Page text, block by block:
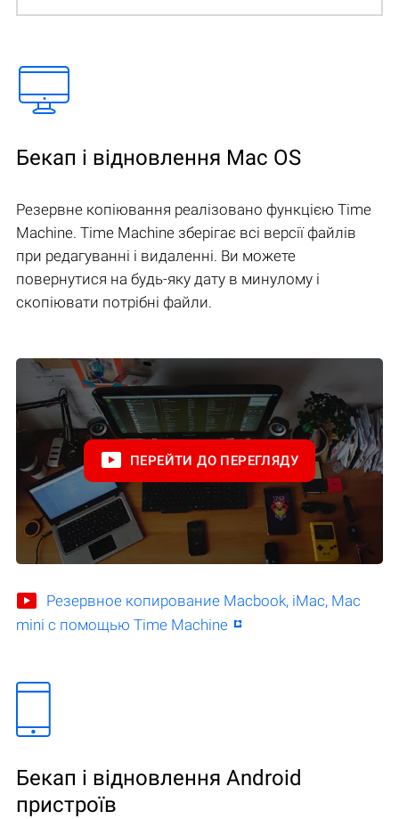
Бекап і відновлення Mac OS
Резервне копіювання реалізовано функцією Time
Machine. Time Machine зберігає всі версії файлів
при редагуванні і видаленні. Ви можете
повернутися на будь-яку дату в минулому і
скопіювати потрібні файли.
ПЕРЕЙТИ ДО ПЕРЕГЛЯДУ
Резервное копирование Macbook, iMac, Mac
mini с помощью Time Machine
Бекап і відновлення Android
пристроїв